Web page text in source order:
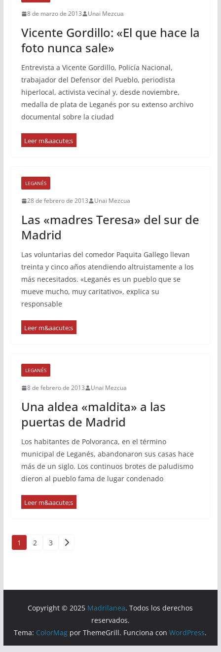
8 de marzo de 2013 Unai Mezcua
Vicente Gordillo: «El que hace la
foto nunca sale»
Entrevista a Vicente Gordillo, Policía Nacional,
trabajador del Defensor del Pueblo, periodista
hiperlocal, activista vecinal y, desde noviembre,
medalla de plata de Leganés por su extenso archivo
documental sobre la ciudad
LEGANÉS
28 de febrero de 2013 Unai Mezcua
Las «madres Teresa» del sur de
Madrid
Las voluntarias del comedor Paquita Gallego llevan
treinta y cinco años atendiendo altruistamente a los
más necesitados. «Leganés es un pueblo que se
mueve mucho, muy caritativo», explica su
responsable
LEGANÉS
8 de febrero de 2013 Unai Mezcua
Una aldea «maldita» a las
puertas de Madrid
Los habitantes de Polvoranca, en el término
municipal de Leganés, abandonaron sus casas hace
más de un siglo. Los continuos brotes de paludismo
dieron al pueblo fama de lugar condenado
Paginación
entradas
1 2 3
Copyright © 2025 Madrilanea. Todos los derechos
reservados.
Tema: ColorMag por ThemeGrill. Funciona conWordPress.